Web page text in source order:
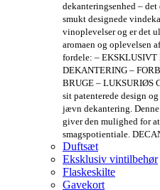
dekanteringsenhed –
smukt designede
vinoplevelser og er det
aromaen og oplevelsen
fordele: – EKSKLUSIVT
DEKANTERING –
BRUGE – LUKSURIØS
sit patenterede design
jævn dekantering.
giver den mulighed for
smagspotientiale.
Duftsæt
Eksklusiv vintilbehør
Flaskeskilte
Gavekort